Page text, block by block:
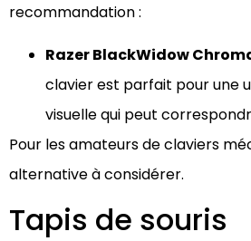
recommandation :
Razer BlackWidow
clavier est parfait pour une
visuelle qui peut
Pour les amateurs de claviers
alternative à considérer.
Tapis de souris